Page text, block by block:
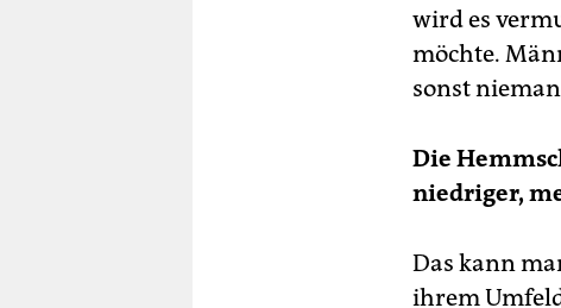
wird es
möchte.
sonst
Die
niedriger,
Das kann
ihrem